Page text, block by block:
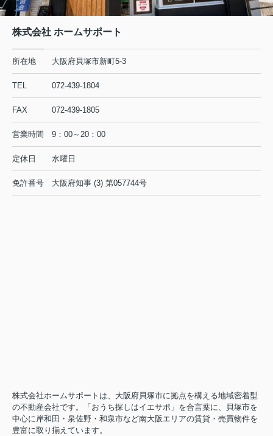
株式会社 ホームサポート
所在地 大阪府貝塚市新町5-3
TEL 072-439-1804
FAX 072-439-1805
営業時間 9：00～20：00
定休日 水曜日
免許番号 大阪府知事 (3) 第057744号
株式会社ホームサポートは、大阪府貝塚市に拠点を構える地域密着型
の不動産会社です。「おうち探しはイエサポ」を合言葉に、貝塚市を
中心に岸和田・泉佐野・和泉市など南大阪エリアの賃貸・売買物件を
豊富に取り揃えています。